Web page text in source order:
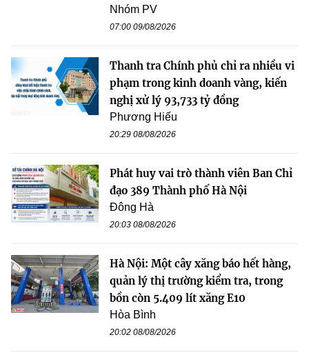
Nhóm PV
07:00 09/08/2026
Thanh tra Chính phủ chỉ ra nhiều vi
phạm trong kinh doanh vàng, kiến
nghị xử lý 93,733 tỷ đồng
Phương Hiếu
20:29 08/08/2026
Phát huy vai trò thành viên Ban Chỉ
đạo 389 Thành phố Hà Nội
Đông Hà
20:03 08/08/2026
Hà Nội: Một cây xăng báo hết hàng,
quản lý thị trường kiểm tra, trong
bồn còn 5.409 lít xăng E10
Hòa Bình
20:02 08/08/2026